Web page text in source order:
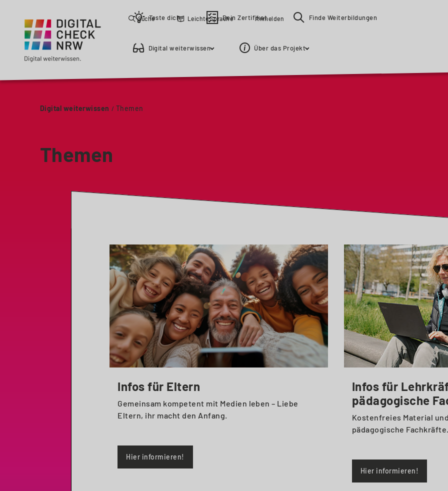
Teste dich Dein Zertifikat Finde Weiterbildungen
Digital weiterwissen Über das Projekt
Suche Leichte Sprache Anmelden
Digital weiterwissen Themen
Themen
Infos für Eltern
Gemeinsam kompetent mit Medien leben – Liebe
Eltern, ihr macht den Anfang.
Hier informieren!
Infos für
pädagogische
Kostenfreies Material
pädagogische
Hier informieren!